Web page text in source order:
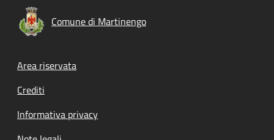
Comune di Martinengo
Footer menu
Area riservata
Crediti
Informativa privacy